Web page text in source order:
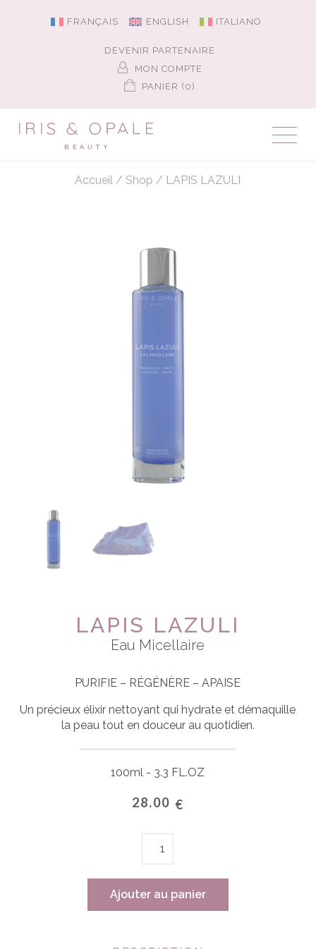
FRANÇAIS ENGLISH ITALIANO
DEVENIR PARTENAIRE
MON COMPTE
PANIER (0)
Accueil / Shop / LAPIS LAZULI
LAPIS LAZULI
Eau Micellaire
PURIFIE – RÉGÉNÈRE – APAISE
Un précieux élixir nettoyant qui hydrate et démaquille
la peau tout en douceur au quotidien.
100ml - 3.3 FL.OZ
28.00 €
Ajouter au panier